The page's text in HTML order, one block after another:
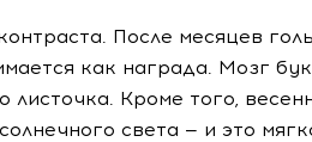
После месяцев
как награда. Мозг
Кроме того,
света — и это